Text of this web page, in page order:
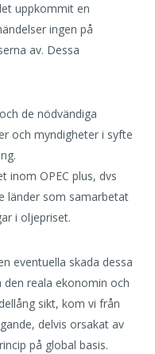
uppkommit en
ingen på
av. Dessa
de nödvändiga
och myndigheter i syfte
inom OPEC plus, dvs
länder som samarbetat
i oljepriset.
eventuella skada dessa
reala ekonomin och
sikt, kom vi från
delvis orsakat av
på global basis.